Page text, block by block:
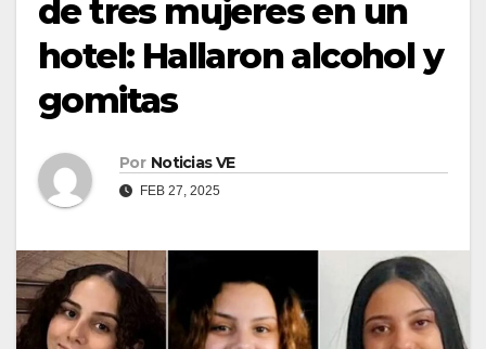
de tres mujeres en un
hotel: Hallaron alcohol y
gomitas
Por Noticias VE
FEB 27, 2025